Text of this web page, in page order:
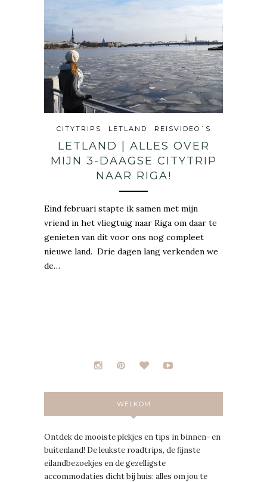
CITYTRIPS LETLAND REISVIDEO´S
LETLAND | ALLES OVER
MIJN 3-DAAGSE CITYTRIP
NAAR RIGA!
Eind februari stapte ik samen met mijn
vriend in het vliegtuig naar Riga om daar te
genieten van dit voor ons nog compleet
nieuwe land. Drie dagen lang verkenden we
de…
WELKOM
Ontdek de mooiste plekjes en tips in binnen- en
buitenland! De leukste roadtrips, de fijnste
eilandbezoekjes en de gezelligste
accommodaties dicht bij huis: alles om jou te